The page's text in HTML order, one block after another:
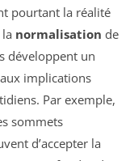
pourtant la réalité
normalisation de
développent un
implications
Par exemple,
sommets
d’accepter la